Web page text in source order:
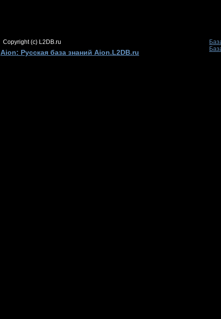
Copyright (c) L2DB.ru
Aion: Русская база знаний Aion.L2DB.ru